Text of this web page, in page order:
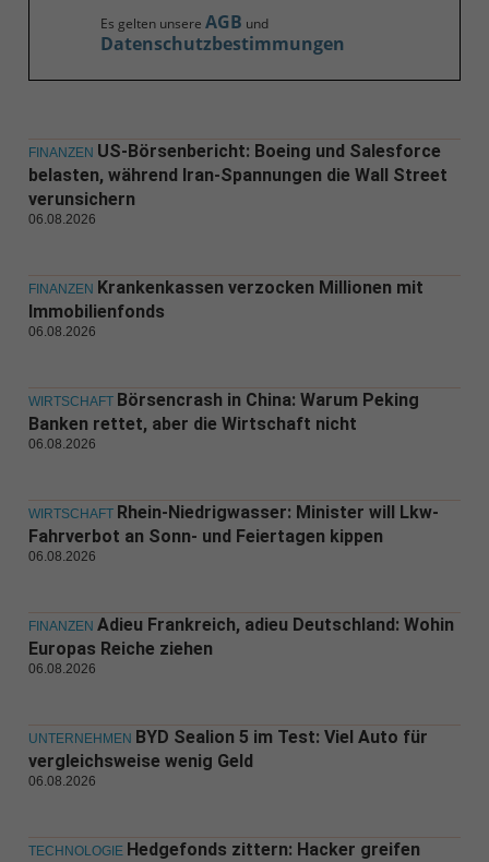
Es gelten unsere AGB und
Datenschutzbestimmungen
FINANZEN US-Börsenbericht: Boeing und Salesforce
belasten, während Iran-Spannungen die Wall Street
verunsichern
06.08.2026
FINANZEN Krankenkassen verzocken Millionen mit
Immobilienfonds
06.08.2026
WIRTSCHAFT Börsencrash in China: Warum Peking
Banken rettet, aber die Wirtschaft nicht
06.08.2026
WIRTSCHAFT Rhein-Niedrigwasser: Minister will Lkw-
Fahrverbot an Sonn- und Feiertagen kippen
06.08.2026
FINANZEN Adieu Frankreich, adieu Deutschland: Wohin
Europas Reiche ziehen
06.08.2026
UNTERNEHMEN BYD Sealion 5 im Test: Viel Auto für
vergleichsweise wenig Geld
06.08.2026
TECHNOLOGIE Hedgefonds zittern: Hacker greifen